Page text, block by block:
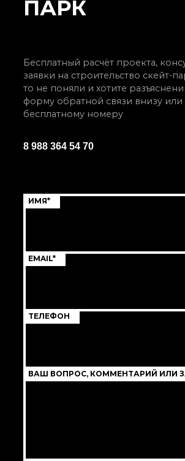
ПАРК
Бесплатный расчёт проекта,
заявки на строительство скейт-
то не поняли и хотите
форму обратной связи внизу
бесплатному номеру
8 988 364 54 70
ИМЯ*
EMAIL*
ТЕЛЕФОН
ВАШ ВОПРОС, КОММЕНТАРИЙ ИЛИ